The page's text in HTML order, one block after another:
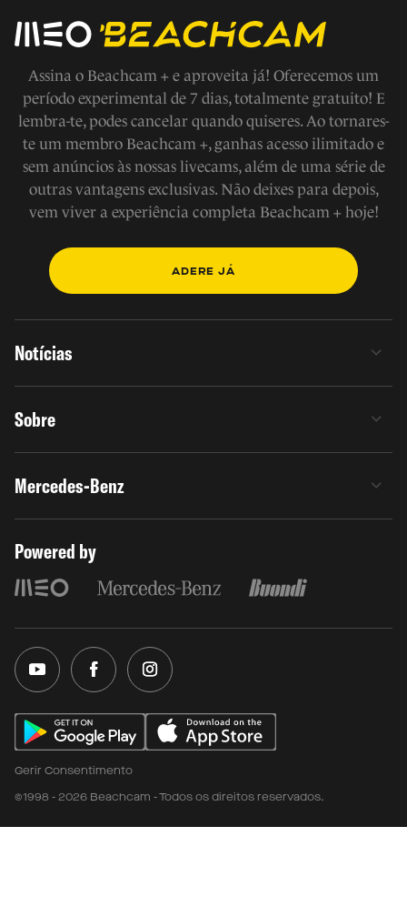
Assina o Beachcam + e aproveita já! Oferecemos um
período experimental de 7 dias, totalmente gratuito! E
lembra-te, podes cancelar quando quiseres. Ao tornares-
te um membro Beachcam +, ganhas acesso ilimitado e
sem anúncios às nossas livecams, além de uma série de
outras vantagens exclusivas. Não deixes para depois,
vem viver a experiência completa Beachcam + hoje!
ADERE JÁ
Notícias
Sobre
Mercedes-Benz
Powered by
Gerir Consentimento
©1998 - 2026 Beachcam - Todos os direitos reservados.